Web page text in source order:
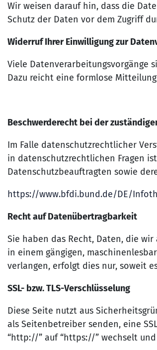
Wir weisen darauf hin, dass die
Schutz der Daten vor dem Zugriff
Widerruf Ihrer Einwilligung zur
Viele Datenverarbeitungsvorgänge
Dazu reicht eine formlose
Beschwerderecht bei der
Im Falle datenschutzrechtlicher
in datenschutzrechtlichen Fragen
Datenschutzbeauftragten sowie
https://www.bfdi.bund.de/DE/
Recht auf Datenübertragbarkeit
Sie haben das Recht, Daten, die
in einem gängigen,
verlangen, erfolgt dies nur, soweit
SSL- bzw. TLS-Verschlüsselung
Diese Seite nutzt aus
als Seitenbetreiber senden, eine
“http://” auf “https://” wechselt